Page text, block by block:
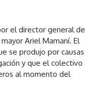
el director general de
Ariel Mamaní. El
se produjo por causas
y que el colectivo
al momento del